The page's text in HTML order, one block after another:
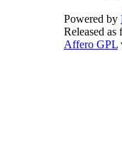
Powered by
Released
Affero GPL